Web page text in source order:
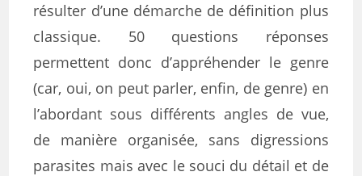
résulter d’une démarche de définition plus
classique. 50 questions réponses
permettent donc d’appréhender le genre
(car, oui, on peut parler, enfin, de genre) en
l’abordant sous différents angles de vue,
de manière organisée, sans digressions
parasites mais avec le souci du détail et de